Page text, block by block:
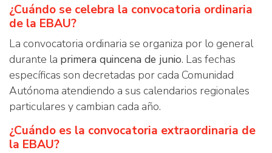
¿Cuándo se celebra la convocatoria ordinaria
de la EBAU?
La convocatoria ordinaria se organiza por lo general
durante la primera quincena de junio. Las fechas
específicas son decretadas por cada Comunidad
Autónoma atendiendo a sus calendarios regionales
particulares y cambian cada año.
¿Cuándo es la convocatoria extraordinaria de
la EBAU?